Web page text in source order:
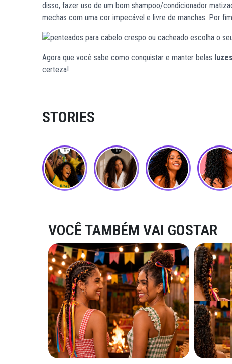
disso, fazer uso de um bom shampoo/condicionador
mechas com uma cor impecável e livre de manchas. Por
Agora que você sabe como conquistar e manter belas
certeza!
STORIES
VOCÊ TAMBÉM VAI GOSTAR